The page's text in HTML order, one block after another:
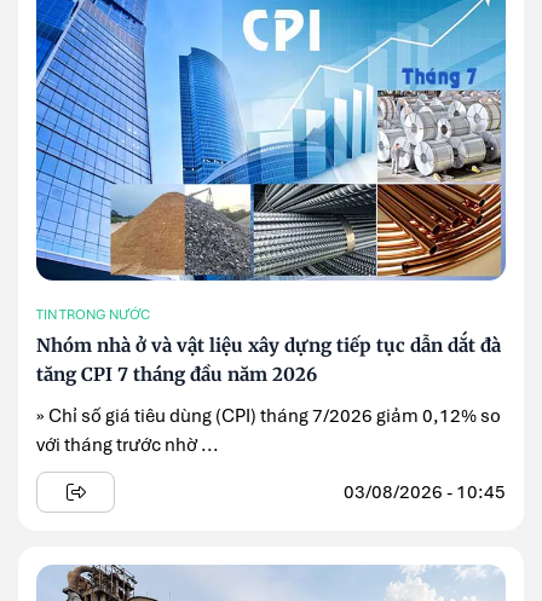
TIN TRONG NƯỚC
Nhóm nhà ở và vật liệu xây dựng tiếp tục dẫn dắt đà
tăng CPI 7 tháng đầu năm 2026
» Chỉ số giá tiêu dùng (CPI) tháng 7/2026 giảm 0,12% so
với tháng trước nhờ ...
03/08/2026 - 10:45